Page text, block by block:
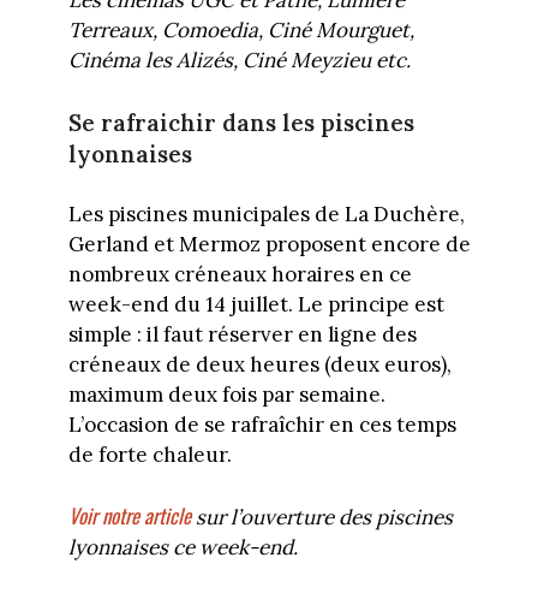
Terreaux, Comoedia, Ciné Mourguet,
Cinéma les Alizés, Ciné Meyzieu etc.
Se rafraichir dans les piscines
lyonnaises
Les piscines municipales de La Duchère,
Gerland et Mermoz proposent encore de
nombreux créneaux horaires en ce
week-end du 14 juillet. Le principe est
simple : il faut réserver en ligne des
créneaux de deux heures (deux euros),
maximum deux fois par semaine.
L’occasion de se rafraîchir en ces temps
de forte chaleur.
Voir notre articlesur l’ouverture des piscines
lyonnaises ce week-end.